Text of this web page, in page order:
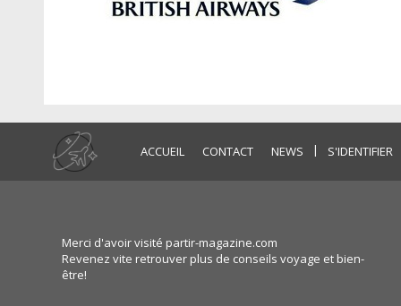
ACCUEIL CONTACT NEWS | S'IDENTIFIER
Merci d'avoir visité partir-magazine.com
Revenez vite retrouver plus de conseils voyage et bien-
être!